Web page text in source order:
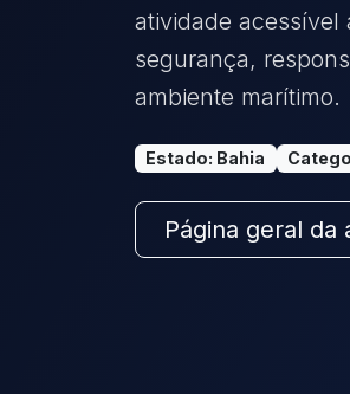
atividade acessível
segurança,
ambiente marítimo.
Estado: Bahia
Página geral da